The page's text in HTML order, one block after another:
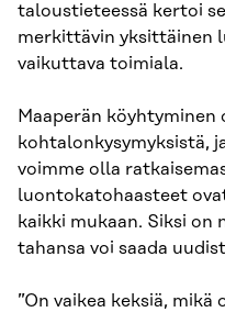
taloustieteessä kertoi
merkittävin yksittäinen
vaikuttava toimiala.
Maaperän köyhtyminen
kohtalonkysymyksistä,
voimme olla
luontokatohaasteet
kaikki mukaan. Siksi on
tahansa voi saada
”On vaikea keksiä,